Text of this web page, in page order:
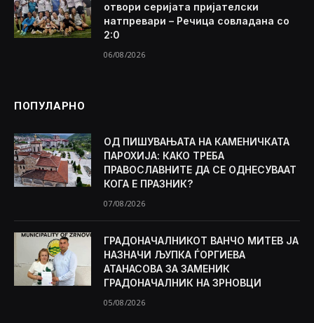
отвори серијата пријателски
натпревари – Речица совладана со
2:0
06/08/2026
ПОПУЛАРНО
ОД ПИШУВАЊАТА НА КАМЕНИЧКАТА
ПАРОХИЈА: КАКО ТРЕБА
ПРАВОСЛАВНИТЕ ДА СЕ ОДНЕСУВААТ
КОГА Е ПРАЗНИК?
07/08/2026
ГРАДОНАЧАЛНИКОТ ВАНЧО МИТЕВ ЈА
НАЗНАЧИ ЉУПКА ЃОРГИЕВА
АТАНАСОВА ЗА ЗАМЕНИК
ГРАДОНАЧАЛНИК НА ЗРНОВЦИ
05/08/2026